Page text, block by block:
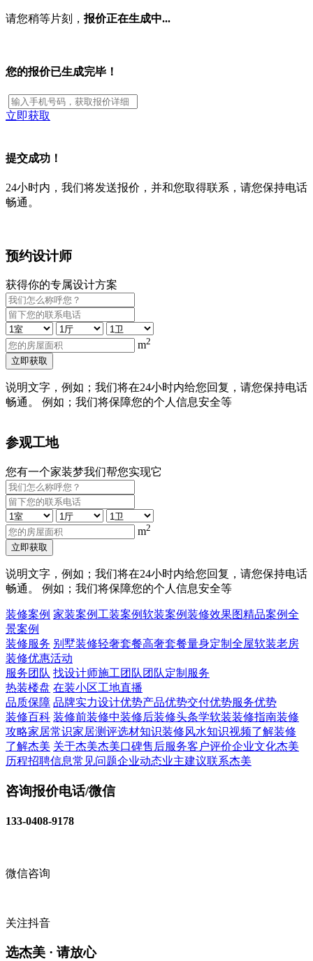
请您稍等片刻， 报价正在生成中...
您的报价已生成完毕！
立即获取
提交成功！
24小时内，我们将发送报价，并和您取得联系，请您保持电话
畅通。
预约设计师
获得你的专属设计方案
m2
立即获取
说明文字，例如；我们将在24小时内给您回复，请您保持电话
畅通。 例如；我们将保障您的个人信息安全等
参观工地
您有一个家装梦我们帮您实现它
m2
立即获取
说明文字，例如；我们将在24小时内给您回复，请您保持电话
畅通。 例如；我们将保障您的个人信息安全等
装修案例 家装案例 工装案例软装案例装修效果图精品案例全
景案例
装修服务 别墅装修轻奢套餐高奢套餐量身定制 全屋软装老房
装修优惠活动
服务团队 找设计师施工团队 团队定制服务
热装楼盘 在装小区工地直播
品质保障 品牌实力设计优势产品优势交付优势服务优势
装修百科 装修前装修中装修后装修头条学软装装修指南装修
攻略家居常识家居测评选材知识装修风水知识视频了解装修
了解杰美 关于杰美杰美口碑售后服务客户评价企业文化杰美
历程招聘信息常见问题企业动态业主建议联系杰美
咨询报价电话/微信
133-0408-9178
微信咨询
关注抖音
选杰美 · 请放心